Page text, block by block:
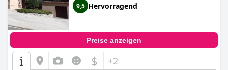
9,5 Hervorragend
Preise anzeigen
$ +2